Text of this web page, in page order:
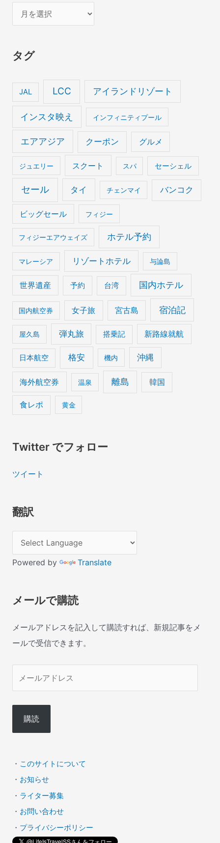
ー
イ
タグ
JAL LCC アイランドリゾート
インスタ映え インフィニティプール
エアアジア クーポン グルメ
ジュエリー スクート スパ セーシェル
セール タイ チェンマイ バンコク
ビッグセール フィジー
フィジーエアウェイズ ホテル予約
マレーシア リゾートホテル 与論島
世界遺産 予約 台湾 国内ホテル
国内航空券 女子旅 宮古島 宿泊記
屋久島 弾丸旅 搭乗記 新路線就航
日本航空 格安 機内 沖縄
海外航空券 温泉 離島 韓国
食レポ 黄金
Twitter でフォロー
ツイート
翻訳
Powered by Translate
メールで購読
メールアドレスを記入して購読すれば、新規記事をメ
ールで受信できます。
ル
ド
ス
購読
・ このサイトについて
・ お知らせ
・ ライター募集
・ お問い合わせ
・ プライバシーポリシー